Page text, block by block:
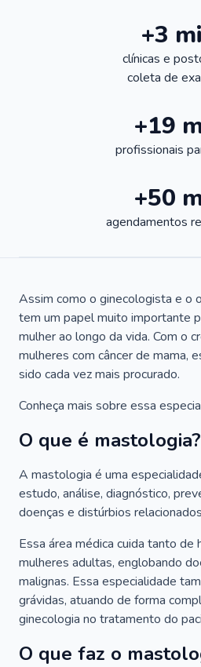
+3
clínicas e
coleta de
+19
profissionais
+50
agendamentos
Assim como o ginecologista e o
tem um papel muito importante
mulher ao longo da vida. Com o
mulheres com câncer de mama,
sido cada vez mais procurado.
Conheça mais sobre essa
O que é mastologia?
A mastologia é uma
estudo, análise, diagnóstico,
doenças e distúrbios
Essa área médica cuida tanto de
mulheres adultas, englobando
malignas. Essa especialidade
grávidas, atuando de forma
ginecologia no tratamento do
O que faz o